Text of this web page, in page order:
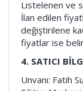
Listelenen ve
İlan edilen
değiştirilene
fiyatlar ise
4. SATICI
Unvanı: Fatih